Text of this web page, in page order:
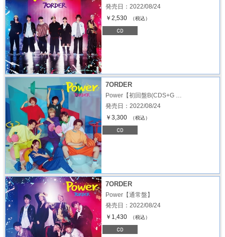
発売日：2022/08/24
￥2,530
（税込）
7ORDER
Power【初回盤B(CDS+G …
発売日：2022/08/24
￥3,300
（税込）
7ORDER
Power【通常盤】
発売日：2022/08/24
￥1,430
（税込）